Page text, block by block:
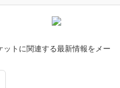
トに関連する最新情報をメー